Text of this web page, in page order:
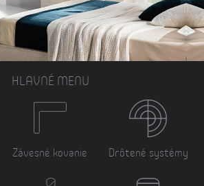
HLAVNÉ MENU
Závesné kovanie Drôtené systémy